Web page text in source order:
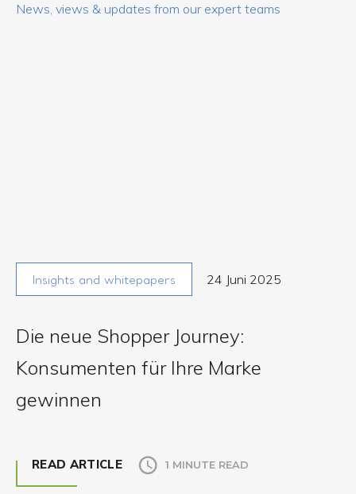
News, views & updates from our expert teams
Insights and whitepapers 24 Juni 2025
Die neue Shopper Journey:
Konsumenten für Ihre Marke
gewinnen
READ ARTICLE 1 MINUTE READ